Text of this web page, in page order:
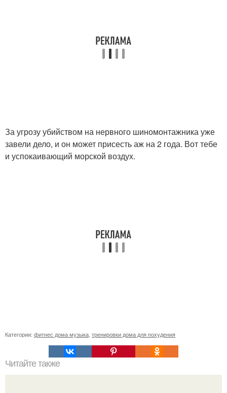
За угрозу убийством на нервного шиномонтажника уже
завели дело, и он может присесть аж на 2 года. Вот тебе
и успокаивающий морской воздух.
Категории: фитнес дома музыка тренировки дома для похудения
Читайте также